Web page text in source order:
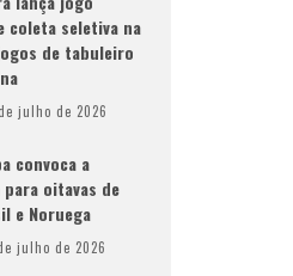
coleta seletiva na
de tabuleiro
julho de 2026
convoca a
oitavas de
e Noruega
julho de 2026